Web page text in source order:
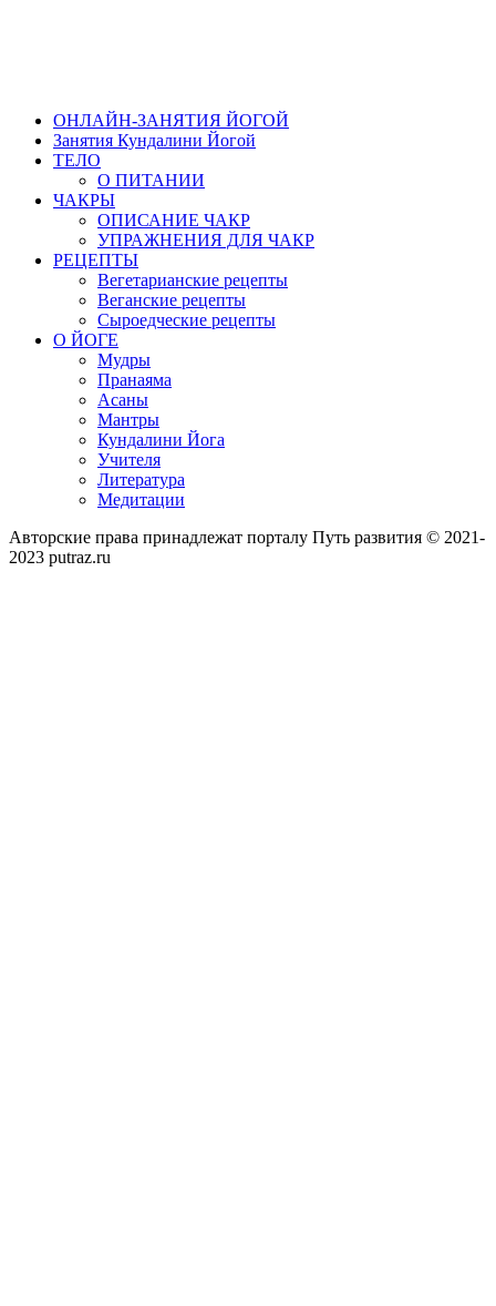
ОНЛАЙН-ЗАНЯТИЯ ЙОГОЙ
Занятия Кундалини Йогой
ТЕЛО
О ПИТАНИИ
ЧАКРЫ
ОПИСАНИЕ ЧАКР
УПРАЖНЕНИЯ ДЛЯ ЧАКР
РЕЦЕПТЫ
Вегетарианские рецепты
Веганские рецепты
Сыроедческие рецепты
О ЙОГЕ
Мудры
Пранаяма
Асаны
Мантры
Кундалини Йога
Учителя
Литература
Медитации
Авторские права принадлежат порталу Путь развития © 2021-
2023 putraz.ru